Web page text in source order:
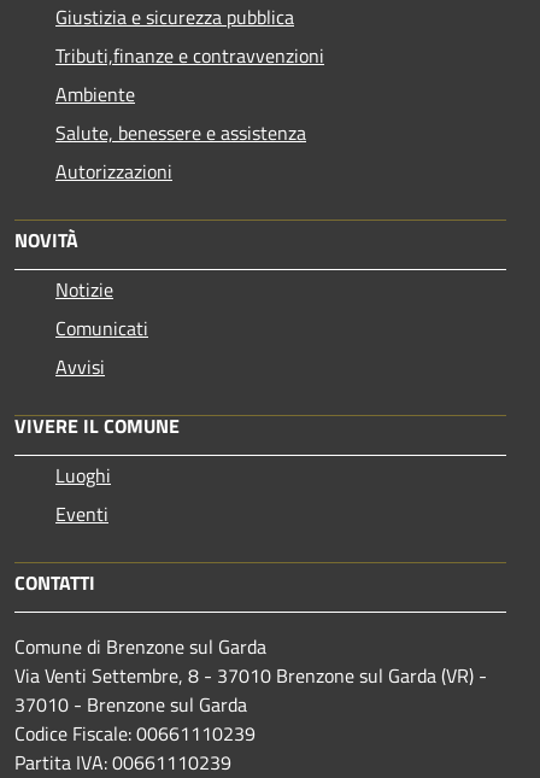
Giustizia e sicurezza pubblica
Tributi,finanze e contravvenzioni
Ambiente
Salute, benessere e assistenza
Autorizzazioni
NOVITÀ
Notizie
Comunicati
Avvisi
VIVERE IL COMUNE
Luoghi
Eventi
CONTATTI
Comune di Brenzone sul Garda
Via Venti Settembre, 8 - 37010 Brenzone sul Garda (VR) -
37010 - Brenzone sul Garda
Codice Fiscale: 00661110239
Partita IVA: 00661110239